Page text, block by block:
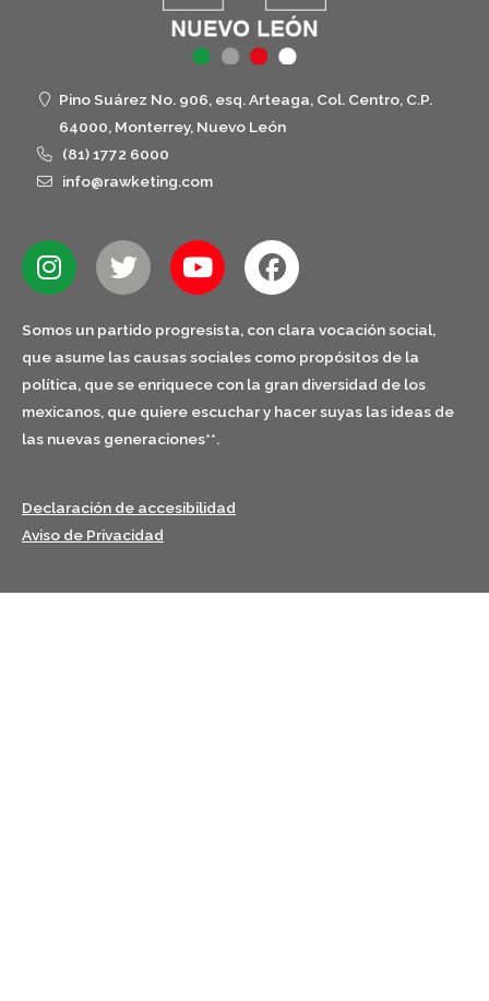
Pino Suárez No. 906, esq. Arteaga, Col. Centro, C.P.
64000, Monterrey, Nuevo León
(81) 1772 6000
info@rawketing.com
Somos un partido progresista, con clara vocación social,
que asume las causas sociales como propósitos de la
política, que se enriquece con la gran diversidad de los
mexicanos, que quiere escuchar y hacer suyas las ideas de
las nuevas generaciones**.
Declaración de accesibilidad
Aviso de Privacidad